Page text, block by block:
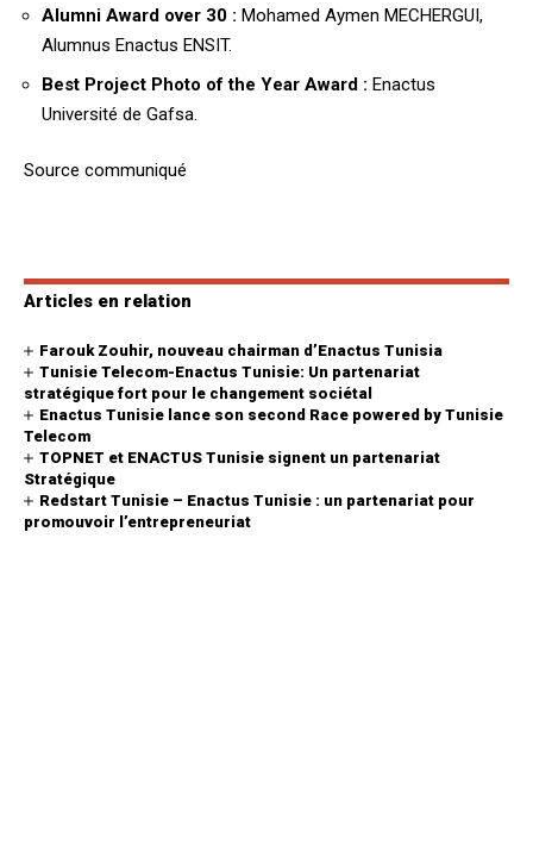
Alumni Award over 30 : Mohamed Aymen MECHERGUI,
Alumnus Enactus ENSIT.
Best Project Photo of the Year Award : Enactus
Université de Gafsa.
Source communiqué
Articles en relation
Farouk Zouhir, nouveau chairman d’Enactus Tunisia
Tunisie Telecom-Enactus Tunisie: Un partenariat
stratégique fort pour le changement sociétal
Enactus Tunisie lance son second Race powered by Tunisie
Telecom
TOPNET et ENACTUS Tunisie signent un partenariat
Stratégique
Redstart Tunisie – Enactus Tunisie : un partenariat pour
promouvoir l’entrepreneuriat